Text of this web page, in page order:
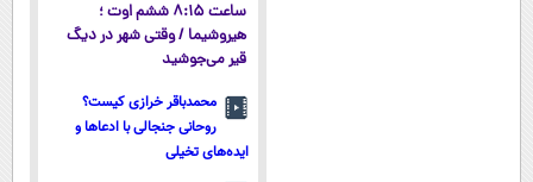
ساعت ۸:۱۵ ششم اوت ؛
هیروشیما / وقتی شهر در دیگ
قیر می‌جوشید
محمدباقر خرازی کیست؟
روحانی جنجالی با ادعاها و
ایده‌های تخیلی